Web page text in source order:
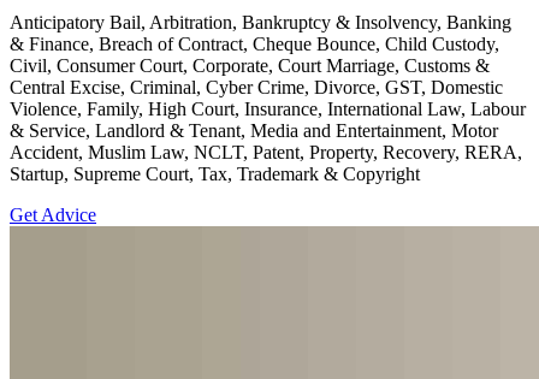
Anticipatory Bail, Arbitration, Bankruptcy & Insolvency, Banking
& Finance, Breach of Contract, Cheque Bounce, Child Custody,
Civil, Consumer Court, Corporate, Court Marriage, Customs &
Central Excise, Criminal, Cyber Crime, Divorce, GST, Domestic
Violence, Family, High Court, Insurance, International Law, Labour
& Service, Landlord & Tenant, Media and Entertainment, Motor
Accident, Muslim Law, NCLT, Patent, Property, Recovery, RERA,
Startup, Supreme Court, Tax, Trademark & Copyright
Get Advice